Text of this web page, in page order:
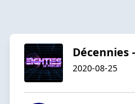
Décennies
2020-08-25